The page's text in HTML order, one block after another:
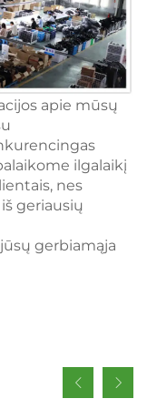
apie mūsų
ilgalaikį
nes
geriausių
gerbiamąja